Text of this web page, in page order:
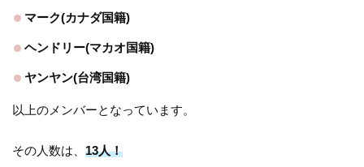
マーク(カナダ国籍)
ヘンドリー(マカオ国籍)
ヤンヤン(台湾国籍)
以上のメンバーとなっています。
その人数は、13人！